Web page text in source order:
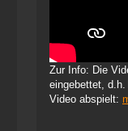
Zur Info: Die
eingebettet, d.h.
Video abspielt: